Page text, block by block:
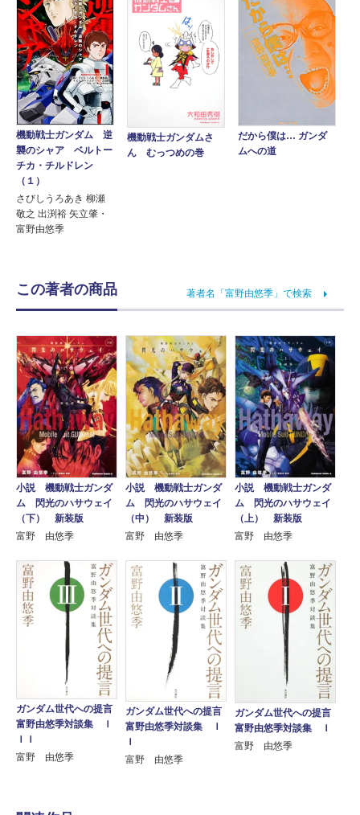
機動戦士ガンダム 逆
襲のシャア ベルトー
チカ・チルドレン
（１）
さびしうろあき 柳瀬
敬之 出渕裕 矢立肇・
富野由悠季
機動戦士ガンダムさ
ん むっつめの巻
だから僕は… ガンダ
ムへの道
この著者の商品 著者名「富野由悠季」で検索
小説 機動戦士ガンダ
ム 閃光のハサウェイ
（下） 新装版
富野 由悠季
小説 機動戦士ガンダ
ム 閃光のハサウェイ
（中） 新装版
富野 由悠季
小説 機動戦士ガンダ
ム 閃光のハサウェイ
（上） 新装版
富野 由悠季
ガンダム世代への提言
富野由悠季対談集 Ｉ
ＩＩ
富野 由悠季
ガンダム世代への提言
富野由悠季対談集 Ｉ
Ｉ
富野 由悠季
ガンダム世代への提言
富野由悠季対談集 Ｉ
富野 由悠季